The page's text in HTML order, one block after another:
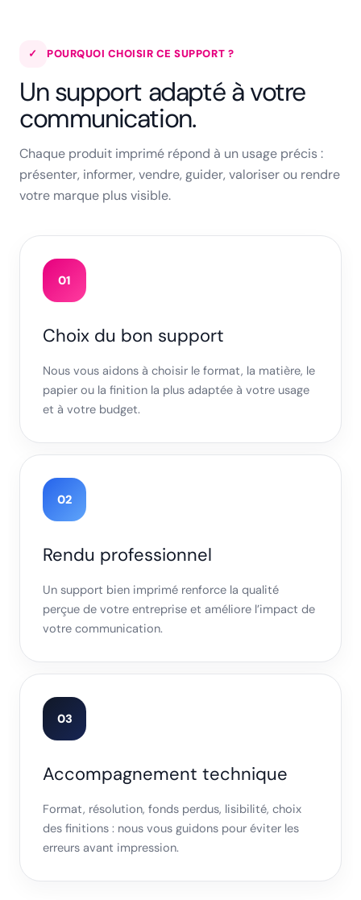
✓ POURQUOI CHOISIR CE SUPPORT ?
Un support adapté à votre
communication.
Chaque produit imprimé répond à un usage précis :
présenter, informer, vendre, guider, valoriser ou rendre
votre marque plus visible.
01
Choix du bon support
Nous vous aidons à choisir le format, la matière, le
papier ou la finition la plus adaptée à votre usage
et à votre budget.
02
Rendu professionnel
Un support bien imprimé renforce la qualité
perçue de votre entreprise et améliore l’impact de
votre communication.
03
Accompagnement technique
Format, résolution, fonds perdus, lisibilité, choix
des finitions : nous vous guidons pour éviter les
erreurs avant impression.